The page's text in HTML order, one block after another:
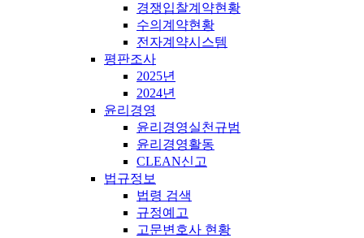
경쟁입찰계약현황
수의계약현황
전자계약시스템
평판조사
2025년
2024년
윤리경영
윤리경영실천규범
윤리경영활동
CLEAN신고
법규정보
법령 검색
규정예고
고문변호사 현황